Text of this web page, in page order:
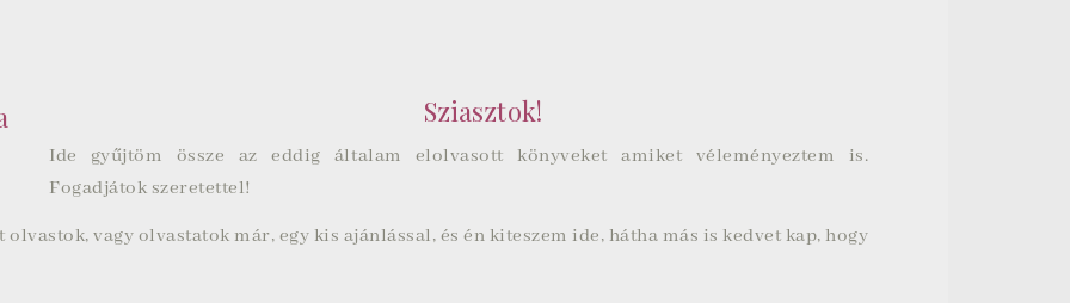
Sziasztok!
Ide gyűjtöm össze az eddig általam elolvasott könyveket amiket véleményeztem is.
Fogadjátok szeretettel!
vagy olvastatok már, egy kis ajánlással, és én kiteszem ide, hátha más is kedvet kap, hogy